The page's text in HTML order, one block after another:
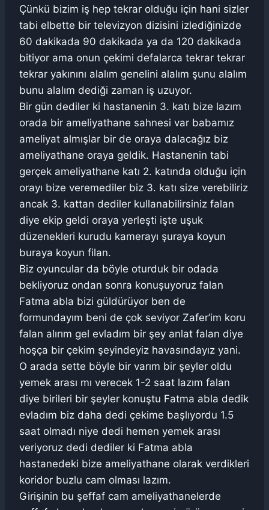
Çünkü bizim iş hep tekrar olduğu için hani sizler
tabi elbette bir televizyon dizisini izlediğinizde
60 dakikada 90 dakikada ya da 120 dakikada
bitiyor ama onun çekimi defalarca tekrar tekrar
tekrar yakınını alalım genelini alalım şunu alalım
bunu alalım dediği zaman iş uzuyor.
Bir gün dediler ki hastanenin 3. katı bize lazım
orada bir ameliyathane sahnesi var babamız
ameliyat almışlar bir de oraya dalacağız biz
ameliyathane oraya geldik. Hastanenin tabi
gerçek ameliyathane katı 2. katında olduğu için
orayı bize veremediler biz 3. katı size verebiliriz
ancak 3. kattan dediler kullanabilirsiniz falan
diye ekip geldi oraya yerleşti işte uşuk
düzenekleri kurudu kamerayı şuraya koyun
buraya koyun filan.
Biz oyuncular da böyle oturduk bir odada
bekliyoruz ondan sonra konuşuyoruz falan
Fatma abla bizi güldürüyor ben de
formundayım beni de çok seviyor Zafer’im koru
falan alırım gel evladım bir şey anlat falan diye
hoşça bir çekim şeyindeyiz havasındayız yani.
O arada sette böyle bir varım bir şeyler oldu
yemek arası mı verecek 1-2 saat lazım falan
diye birileri bir şeyler konuştu Fatma abla dedik
evladım biz daha dedi çekime başlıyordu 1.5
saat olmadı niye dedi hemen yemek arası
veriyoruz dedi dediler ki Fatma abla
hastanedeki bize ameliyathane olarak verdikleri
koridor buzlu cam olması lazım.
Girişinin bu şeffaf cam ameliyathanelerde